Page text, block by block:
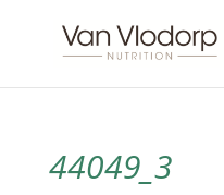
44049_3